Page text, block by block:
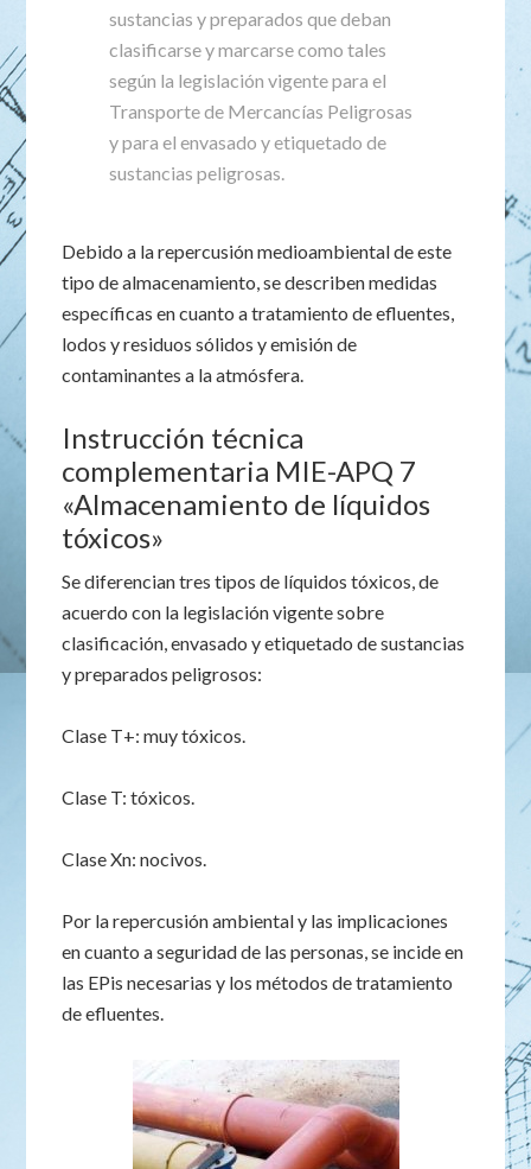
sustancias y preparados que deban
clasificarse y marcarse como tales
según la legislación vigente para el
Transporte de Mercancías Peligrosas
y para el envasado y etiquetado de
sustancias peligrosas.
Debido a la repercusión medioambiental de este
tipo de almacenamiento, se describen medidas
específicas en cuanto a tratamiento de efluentes,
lodos y residuos sólidos y emisión de
contaminantes a la atmósfera.
Instrucción técnica
complementaria MIE-APQ 7
«Almacenamiento de líquidos
tóxicos»
Se diferencian tres tipos de líquidos tóxicos, de
acuerdo con la legislación vigente sobre
clasificación, envasado y etiquetado de sustancias
y preparados peligrosos:
Clase T+: muy tóxicos.
Clase T: tóxicos.
Clase Xn: nocivos.
Por la repercusión ambiental y las implicaciones
en cuanto a seguridad de las personas, se incide en
las EPis necesarias y los métodos de tratamiento
de efluentes.